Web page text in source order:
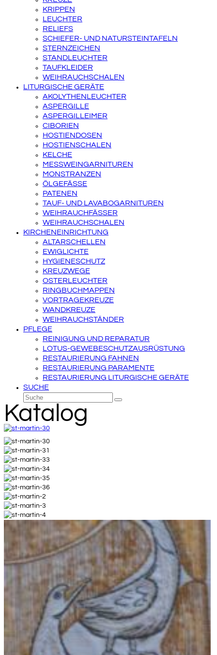
KRIPPEN
LEUCHTER
RELIEFS
SCHIEFER- UND NATURSTEINTAFELN
STERNZEICHEN
STANDLEUCHTER
TAUFKLEIDER
WEIHRAUCHSCHALEN
LITURGISCHE GERÄTE
AKOLYTHENLEUCHTER
ASPERGILLE
ASPERGILLEIMER
CIBORIEN
HOSTIENDOSEN
HOSTIENSCHALEN
KELCHE
MESSWEINGARNITUREN
MONSTRANZEN
ÖLGEFÄSSE
PATENEN
TAUF- UND LAVABOGARNITUREN
WEIHRAUCHFÄSSER
WEIHRAUCHSCHALEN
KIRCHENEINRICHTUNG
ALTARSCHELLEN
EWIGLICHTE
HYGIENESCHUTZ
KREUZWEGE
OSTERLEUCHTER
RINGBUCHMAPPEN
VORTRAGEKREUZE
WANDKREUZE
WEIHRAUCHSTÄNDER
PFLEGE
REINIGUNG UND REPARATUR
LOTUS-GEWEBESCHUTZAUSRÜSTUNG
RESTAURIERUNG FAHNEN
RESTAURIERUNG PARAMENTE
RESTAURIERUNG LITURGISCHE GERÄTE
SUCHE
Suche
Senden
Katalog